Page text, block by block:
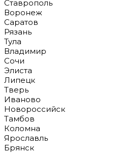
Ставрополь
Воронеж
Саратов
Рязань
Тула
Владимир
Сочи
Элиста
Липецк
Тверь
Иваново
Новороссийск
Тамбов
Коломна
Ярославль
Брянск